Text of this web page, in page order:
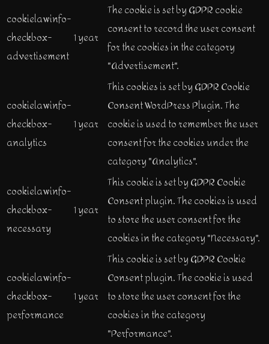
cookielawinfo-
checkbox-
advertisement
1 year
The cookie is set by GDPR cookie
consent to record the user consent
for the cookies in the category
"Advertisement".
cookielawinfo-
checkbox-
analytics
1 year
This cookies is set by GDPR Cookie
Consent WordPress Plugin. The
cookie is used to remember the user
consent for the cookies under the
category "Analytics".
cookielawinfo-
checkbox-
necessary
1 year
This cookie is set by GDPR Cookie
Consent plugin. The cookies is used
to store the user consent for the
cookies in the category "Necessary".
cookielawinfo-
checkbox-
performance
1 year
This cookie is set by GDPR Cookie
Consent plugin. The cookie is used
to store the user consent for the
cookies in the category
"Performance".